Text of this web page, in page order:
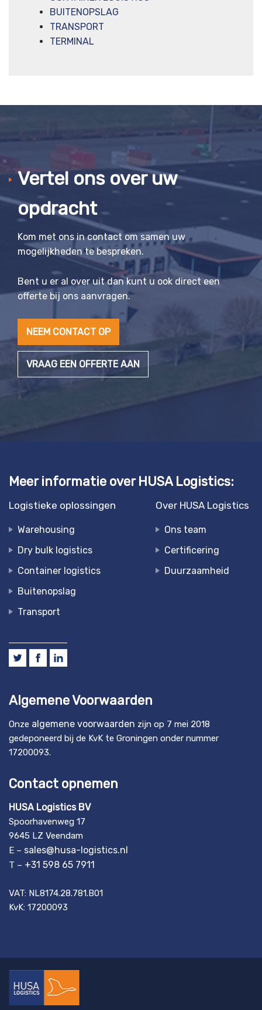
BUITENOPSLAG
TRANSPORT
TERMINAL
Vertel ons over uw
opdracht
Kom met ons in contact om samen uw
mogelijkheden te bespreken.
Bent u er al over uit dan kunt u ook direct een
offerte bij ons aanvragen.
NEEM CONTACT OP
VRAAG EEN OFFERTE AAN
Meer informatie over HUSA Logistics:
Logistieke oplossingen
Warehousing
Dry bulk logistics
Container logistics
Buitenopslag
Transport
Over HUSA Logistics
Ons team
Certificering
Duurzaamheid
Algemene Voorwaarden
Onze algemene voorwaarden zijn op 7 mei 2018
gedeponeerd bij de KvK te Groningen onder nummer
17200093.
Contact opnemen
HUSA Logistics BV
Spoorhavenweg 17
9645 LZ Veendam
E – sales@husa-logistics.nl
T – +31 598 65 7911
VAT: NL8174.28.781.B01
KvK: 17200093